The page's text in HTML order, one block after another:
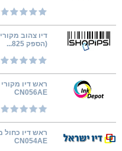
(הספק 825...
CN056AE
CN054AE